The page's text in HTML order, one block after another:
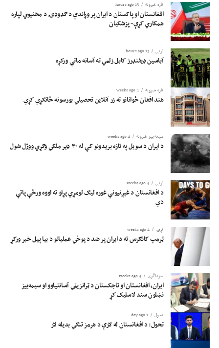
تازه خبرونه 13 hours ago
افغانستان او پاکستان د ایران پر وړاندې د ګډوډۍ د مخنیوي لپاره
همکاري کړې- پزشکیان
لوبی 13 hours ago
آباسین ډیفنډرز کابل زلمي ته آسانه ماتې ورکړه
تازه خبرونه 4 weeks ago
هند افغان ځوانانو ته زر آنلاین تحصیلي بورسونه ځانګړي کړي
سیمه ییز خبرونه 4 weeks ago
د ایران د سویل په تازه بریدونو کې له ۳۰ ډېر ملکي وګړي ووژل شول
لوبی 4 weeks ago
د افغانستان د غېږنیونې غوره لیګ لومړي پړاو ته اووه ورځې پاتې
دي
نړۍ 4 weeks ago
ټرمپ کانګرس ته د ایران پر ضد د پوځي عملیاتو د بیا پیل خبر ورکړ
سوداگري 4 weeks ago
ایران، افغانستان او تاجکستان د ټرانزیټي آسانتیاوو او سیمه‌ییز
نښلون سند لاسلیک کړ
تحول 1 day ago
تحول: د افغانستان له لارې د هرمز تنګي بدیله لار